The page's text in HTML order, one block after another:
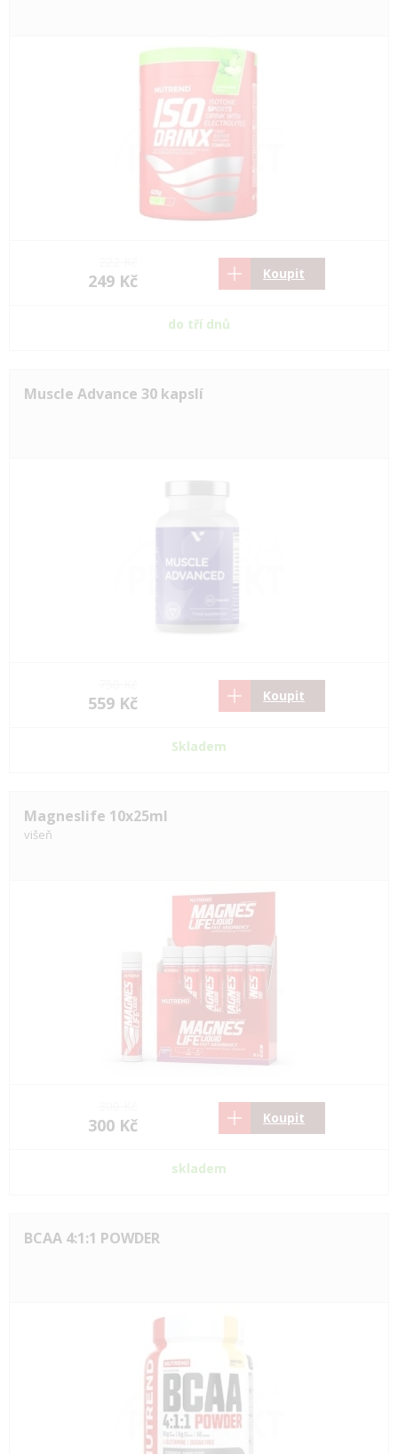
249 Kč Koupit
do tří dnů
Muscle Advance 30 kapslí
559 Kč Koupit
Skladem
Magneslife 10x25ml
višeň
300 Kč Koupit
skladem
BCAA 4:1:1 POWDER